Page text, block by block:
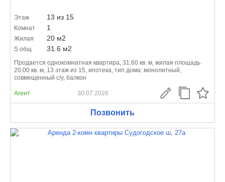
Этаж 13 из 15
Комнат 1
Жилая 20 м2
S общ 31.6 м2
Продается однокомнатная квартира, 31.60 кв. м, жилая площадь
20.00 кв. м, 13 этаж из 15, ипотека, тип дома: монолитный,
совмещенный с/у, балкон
Агент 30.07.2026
Позвонить